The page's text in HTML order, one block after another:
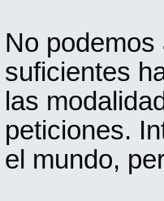
No
suficientes
las
peticiones.
el mundo,